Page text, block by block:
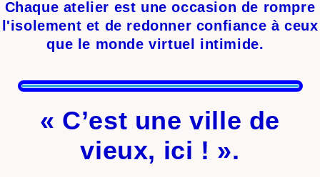
Chaque atelier est une occasion de rompre
l'isolement et de redonner confiance à ceux
que le monde virtuel intimide.
« C’est une ville de
vieux, ici ! ».